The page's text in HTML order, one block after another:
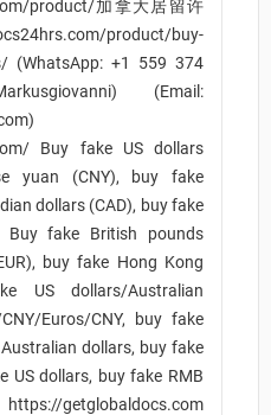
product/加拿大居留许
product/buy-
(WhatsApp: +1 559 374
(Email:
Buy fake US dollars
yuan (CNY), buy fake
dollars (CAD), buy fake
Buy fake British pounds
buy fake Hong Kong
US dollars/Australian
Euros/CNY, buy fake
dollars, buy fake
US dollars, buy fake RMB
getglobaldocs.com